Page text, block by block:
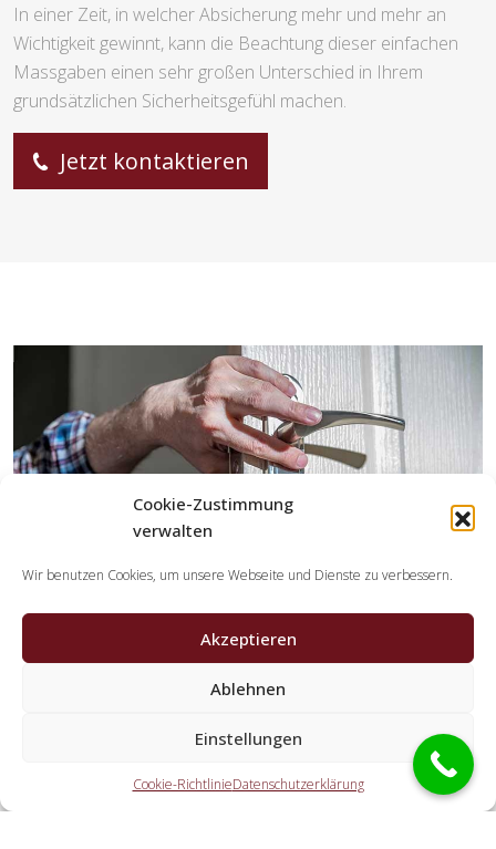
Cookie-Zustimmung
verwalten
Wir benutzen Cookies, um unsere Webseite und Dienste zu verbessern.
Akzeptieren
Ablehnen
Einstellungen
Cookie-RichtlinieDatenschutzerklärung
In einer Zeit, in welcher Absicherung mehr und mehr an
Wichtigkeit gewinnt, kann die Beachtung dieser einfachen
Massgaben einen sehr großen Unterschied in Ihrem
grundsätzlichen Sicherheitsgefühl machen.
Jetzt kontaktieren
Welche Tätigkeiten erledigen die
Die Partner erledigen alle Leistungen, welche Sie von einem